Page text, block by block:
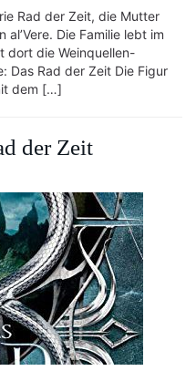
Rad der Zeit, die Mutter
Die Familie lebt im
dort die Weinquellen-
Das Rad der Zeit Die Figur
dem […]
der Zeit